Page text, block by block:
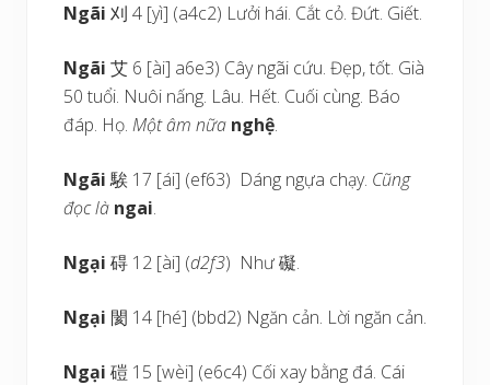
Ngãi刈 4 [yì] (a4c2) Lưởi hái. Cắt cỏ. Đứt. Giết.
Ngãi艾 6 [ài] a6e3) Cây ngãi cứu. Đẹp, tốt. Già
50 tuổi. Nuôi nấng. Lâu. Hết. Cuối cùng. Báo
đáp. Họ.Một âm nữa nghệ.
Ngãi騃 17 [ái] (ef63) Dáng ngựa chạy. Cũng
đọc là ngai.
Ngại碍 12 [ài] (d2f3) Như 礙.
Ngại 閡 14 [hé] (bbd2) Ngăn cản. Lời ngăn cản.
Ngại磑 15 [wèi] (e6c4) Cối xay bằng đá. Cái